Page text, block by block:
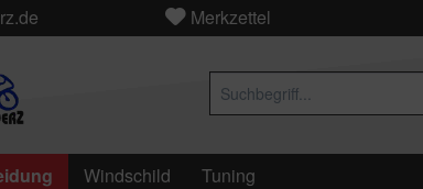
Merkzettel
Windschild Tuning